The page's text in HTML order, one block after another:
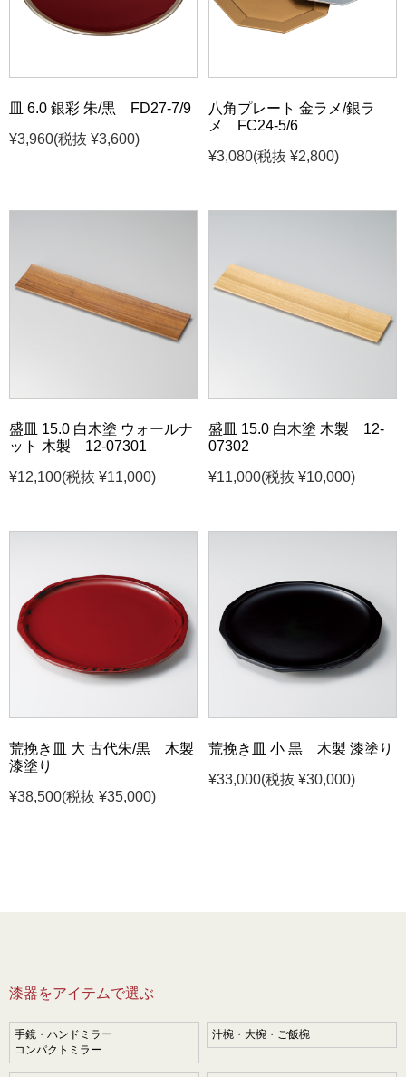
皿 6.0 銀彩 朱/黒 FD27-7/9
¥3,960(税抜 ¥3,600)
八角プレート 金ラメ/銀ラ
メ FC24-5/6
¥3,080(税抜 ¥2,800)
盛皿 15.0 白木塗 ウォールナ
ット 木製 12-07301
¥12,100(税抜 ¥11,000)
盛皿 15.0 白木塗 木製 12-
07302
¥11,000(税抜 ¥10,000)
荒挽き皿 大 古代朱/黒 木製
漆塗り
¥38,500(税抜 ¥35,000)
荒挽き皿 小 黒 木製 漆塗り
¥33,000(税抜 ¥30,000)
漆器をアイテムで選ぶ
手鏡・ハンドミラー
コンパクトミラー
汁椀・大椀・ご飯椀